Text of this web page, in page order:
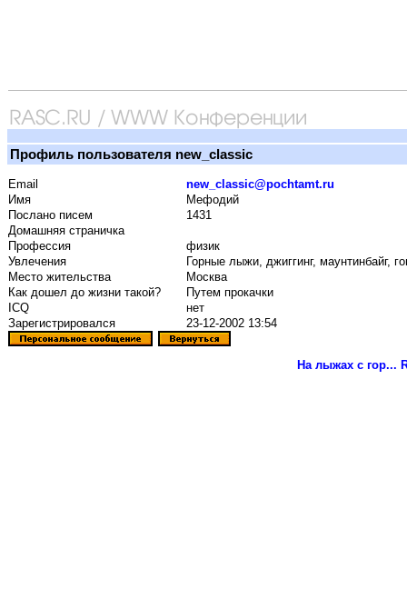
Профиль пользователя new_classic
Email
new_classic@pochtamt.ru
Имя
Мефодий
Послано писем
1431
Домашняя страничка
Профессия
физик
Увлечения
Горные лыжи, джиггинг, маунтинбайг,
Место жительства
Москва
Как дошел до жизни такой?
Путем прокачки
ICQ
нет
Зарегистрировался
23-12-2002 13:54
На лыжах с гор...